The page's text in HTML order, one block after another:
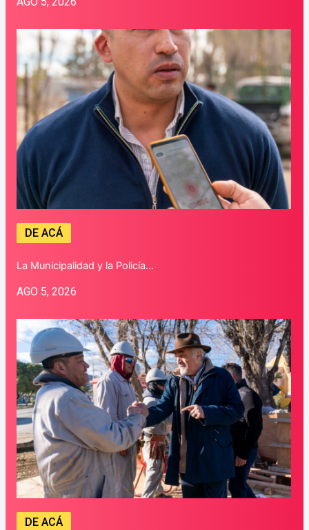
DE ACÁ
La Municipalidad y la Policía…
AGO 5, 2026
DE ACÁ